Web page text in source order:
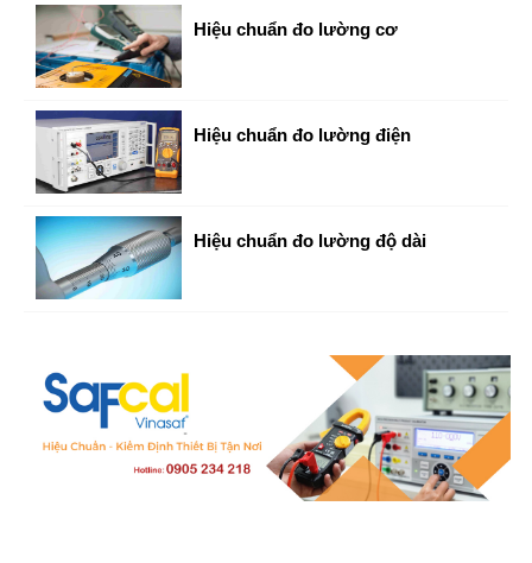
Hiệu chuẩn đo lường cơ
Hiệu chuẩn đo lường điện
Hiệu chuẩn đo lường độ dài